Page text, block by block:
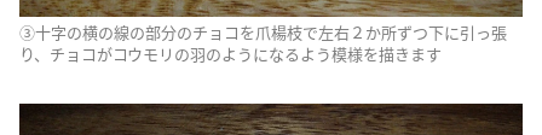
③十字の横の線の部分のチョコを爪楊枝で左右２か所ずつ下に引っ張
り、チョコがコウモリの羽のようになるよう模様を描きます